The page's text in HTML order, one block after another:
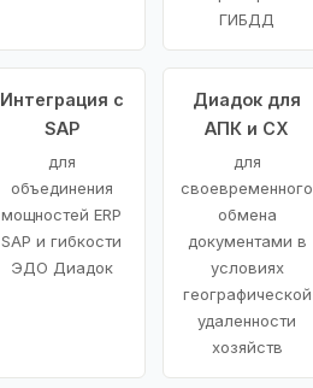
ГИБДД
Интеграция с
SAP
для
объединения
мощностей ERP
SAP и гибкости
ЭДО Диадок
Диадок для
АПК и СХ
для
своевременного
обмена
документами в
условиях
географической
удаленности
хозяйств